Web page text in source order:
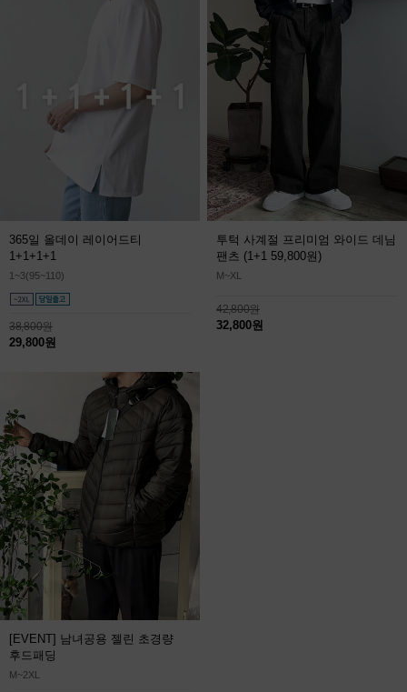
365일 올데이 레이어드티
1+1+1+1
1~3(95~110)
38,800원
29,800원
투턱 사계절 프리미엄 와이드 데님
팬츠 (1+1 59,800원)
M~XL
42,800원
32,800원
[EVENT] 남녀공용 젤린 초경량
후드패딩
M~2XL